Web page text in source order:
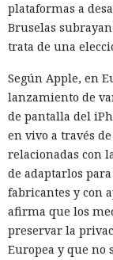
plataformas a
Bruselas
trata de una
Según Apple, en
lanzamiento de
de pantalla del
en vivo a través
relacionadas con
de adaptarlos
fabricantes y con
afirma que los
preservar la
Europea y que no